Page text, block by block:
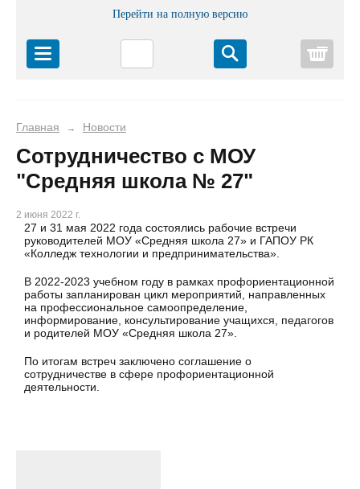
Перейти на полную версию
Главная → Новости
Сотрудничество с МОУ
"Средняя школа № 27"
2 июня 2022 г.
27 и 31 мая 2022 года состоялись рабочие встречи
руководителей МОУ «Средняя школа 27» и ГАПОУ РК
«Колледж технологии и предпринимательства».
В 2022-2023 учебном году в рамках профориентационной
работы запланирован цикл мероприятий, направленных
на профессиональное самоопределение,
информирование, консультирование учащихся, педагогов
и родителей МОУ «Средняя школа 27».
По итогам встреч заключено соглашение о
сотрудничестве в сфере профориентационной
деятельности.